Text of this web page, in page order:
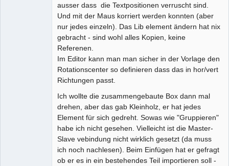
ausser dass die Textpositionen verruscht sind.
Und mit der Maus korriert werden konnten (aber
nur jedes einzeln). Das Lib element ändern hat nix
gebracht - sind wohl alles Kopien, keine
Referenen.
Im Editor kann man man sicher in der Vorlage den
Rotationscenter so definieren dass das in hor/vert
Richtungen passt.
Ich wollte die zusammengebaute Box dann mal
drehen, aber das gab Kleinholz, er hat jedes
Element für sich gedreht. Sowas wie "Gruppieren"
habe ich nicht gesehen. Vielleicht ist die Master-
Slave vebindung nicht wirklich gesetzt (da muss
ich noch nachlesen). Beim Einfügen hat er gefragt
ob er es in ein bestehendes Teil importieren soll -